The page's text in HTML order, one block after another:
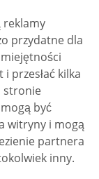
reklamy
przydatne dla
przesłać kilka
stronie
być
witryny i mogą
partnera
inny.